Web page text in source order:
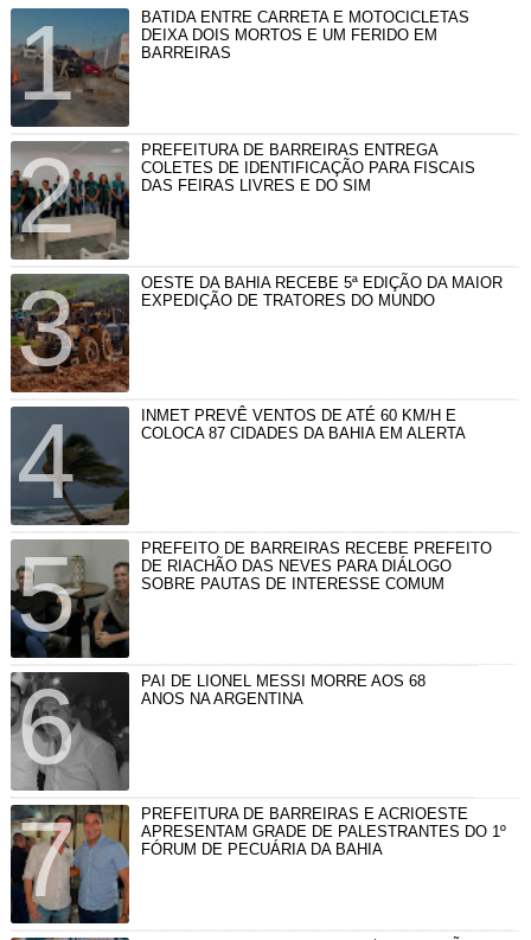
BATIDA ENTRE CARRETA E MOTOCICLETAS
DEIXA DOIS MORTOS E UM FERIDO EM
BARREIRAS
PREFEITURA DE BARREIRAS ENTREGA
COLETES DE IDENTIFICAÇÃO PARA FISCAIS
DAS FEIRAS LIVRES E DO SIM
OESTE DA BAHIA RECEBE 5ª EDIÇÃO DA MAIOR
EXPEDIÇÃO DE TRATORES DO MUNDO
INMET PREVÊ VENTOS DE ATÉ 60 KM/H E
COLOCA 87 CIDADES DA BAHIA EM ALERTA
PREFEITO DE BARREIRAS RECEBE PREFEITO
DE RIACHÃO DAS NEVES PARA DIÁLOGO
SOBRE PAUTAS DE INTERESSE COMUM
PAI DE LIONEL MESSI MORRE AOS 68
ANOS NA ARGENTINA
PREFEITURA DE BARREIRAS E ACRIOESTE
APRESENTAM GRADE DE PALESTRANTES DO 1º
FÓRUM DE PECUÁRIA DA BAHIA